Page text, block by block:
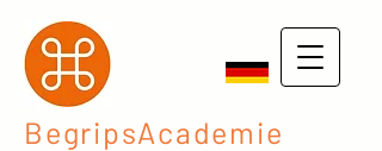
BegripsAcademie